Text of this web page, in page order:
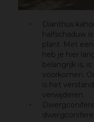
Dianthus
halfschaduw
plant. Met
heb je hier
belangrijk is,
voorkomen.
is het
verwijderen.